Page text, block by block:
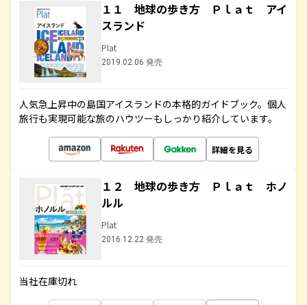
１１ 地球の歩き方 Ｐｌａｔ アイ
スランド
Plat
2019.02.06 発売
人気急上昇中の島国アイスランドの本格的ガイドブック。個人
旅行も実現可能な旅のハウツーもしっかり紹介しています。
詳細を見る
１２ 地球の歩き方 Ｐｌａｔ ホノ
ルル
Plat
2016.12.22 発売
当社在庫切れ